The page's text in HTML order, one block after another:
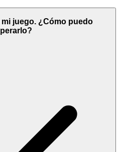
juego. ¿Cómo puedo